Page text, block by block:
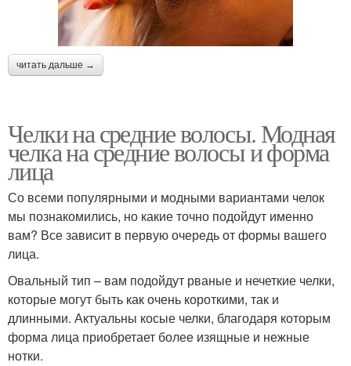
читать дальше →
Челки на средние волосы. Модная
челка на средние волосы и форма
лица
Со всеми популярными и модными вариантами челок
мы познакомились, но какие точно подойдут именно
вам? Все зависит в первую очередь от формы вашего
лица.
Овальный тип – вам подойдут рваные и нечеткие челки,
которые могут быть как очень короткими, так и
длинными. Актуальны косые челки, благодаря которым
форма лица приобретает более изящные и нежные
нотки.